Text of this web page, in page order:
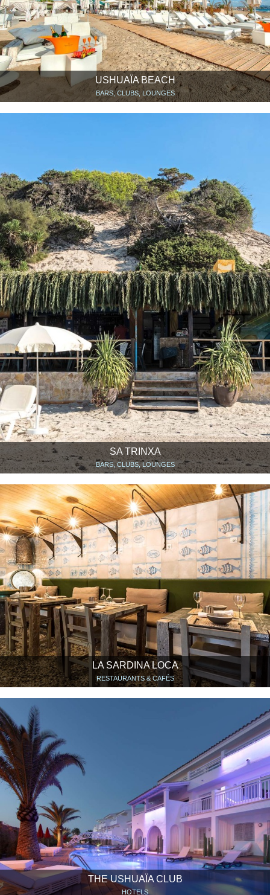
USHUAÏA BEACH
BARS, CLUBS, LOUNGES
SA TRINXA
BARS, CLUBS, LOUNGES
LA SARDINA LOCA
RESTAURANTS & CAFÉS
THE USHUAÏA CLUB
HOTELS